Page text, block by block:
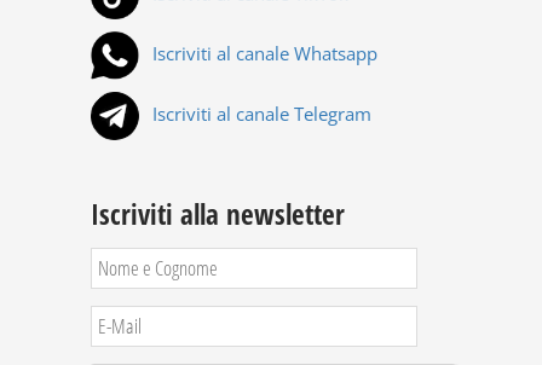
Iscriviti al canale Whatsapp
Iscriviti al canale Telegram
Iscriviti alla newsletter